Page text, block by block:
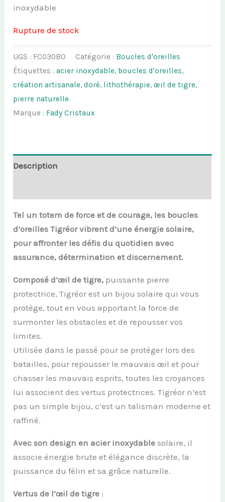
inoxydable
Rupture de stock
UGS : FC030BO Catégorie : Boucles d'oreilles
Étiquettes :acier inoxydable, boucles d'oreilles,
création artisanale,doré, lithothérapie,œil de tigre,
pierre naturelle
Marque : Fady Cristaux
Description
Tel un totem de force et de courage, les boucles
d’oreilles Tigréor vibrent d’une énergie solaire,
pour affronter les défis du quotidien avec
assurance, détermination et discernement.
Composé d’œil de tigre, puissante pierre
protectrice, Tigréor est un bijou solaire qui vous
protège, tout en vous apportant la force de
surmonter les obstacles et de repousser vos
limites.
Utilisée dans le passé pour se protéger lors des
batailles, pour repousser le mauvais œil et pour
chasser les mauvais esprits, toutes les croyances
lui associent des vertus protectrices. Tigréor n’est
pas un simple bijou, c’est un talisman moderne et
raffiné.
Avec son design en acier inoxydable solaire, il
associe énergie brute et élégance discrète, la
puissance du félin et sa grâce naturelle.
Vertus de l’œil de tigre :